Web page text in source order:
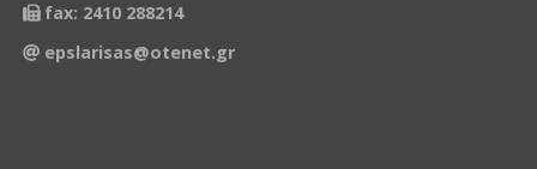
fax: 2410 288214
epslarisas@otenet.gr